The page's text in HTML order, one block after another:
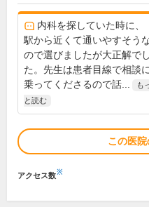
内科を探していた時に、
駅から近くて通いやすそう
ので選びましたが大正解でし
た。先生は患者目線で相談に
乗ってくださるので話...
も
と読む
この医
アクセス数※